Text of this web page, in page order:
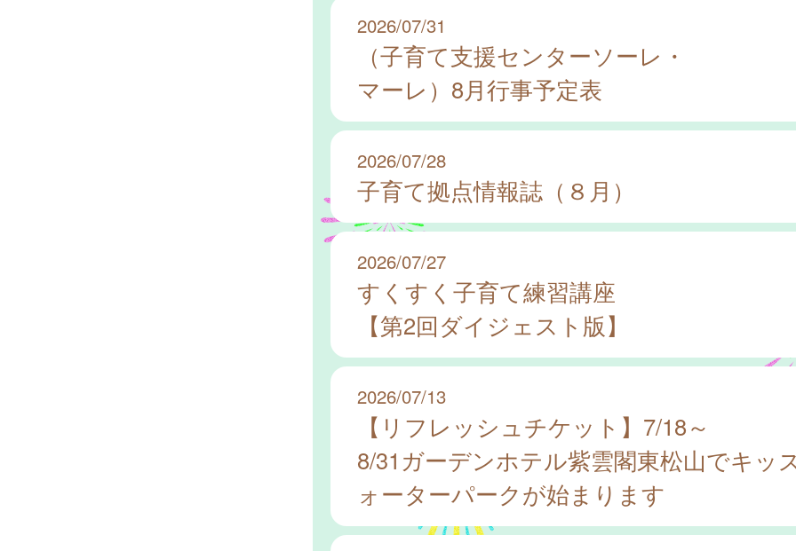
2026/07/31
（子育て支援センターソーレ・
マーレ）8月行事予定表
2026/07/28
子育て拠点情報誌（８月）
2026/07/27
すくすく子育て練習講座
【第2回ダイジェスト版】
2026/07/13
【リフレッシュチケット】7/18～
8/31ガーデンホテル紫雲閣東松山でキッ
ォーターパークが始まります